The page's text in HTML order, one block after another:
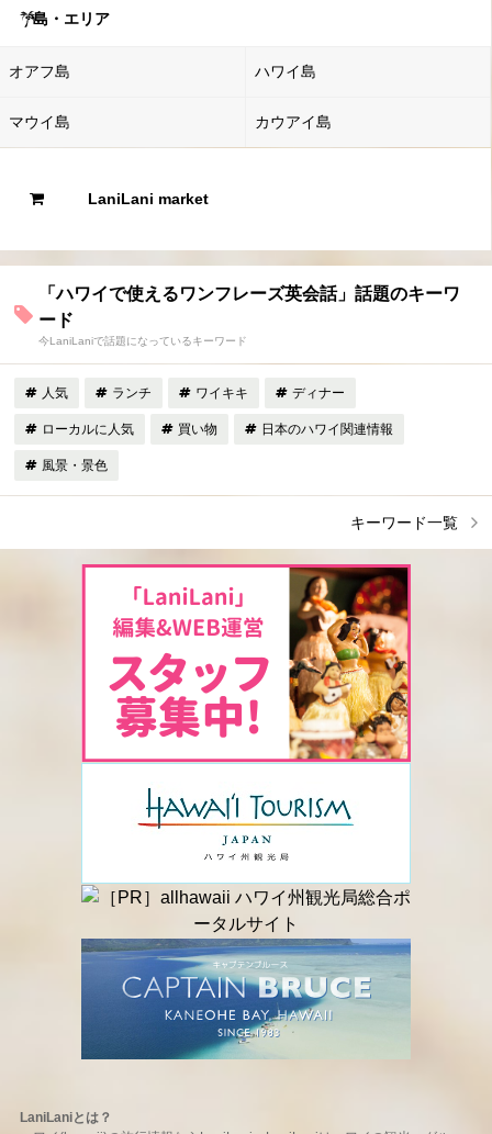
島・エリア
オアフ島 ハワイ島
マウイ島 カウアイ島
LaniLani market
「ハワイで使えるワンフレーズ英会話」話題のキーワ
ード
今LaniLaniで話題になっているキーワード
人気 ランチ ワイキキ ディナー
ローカルに人気 買い物 日本のハワイ関連情報
風景・景色
キーワード一覧
LaniLaniとは？